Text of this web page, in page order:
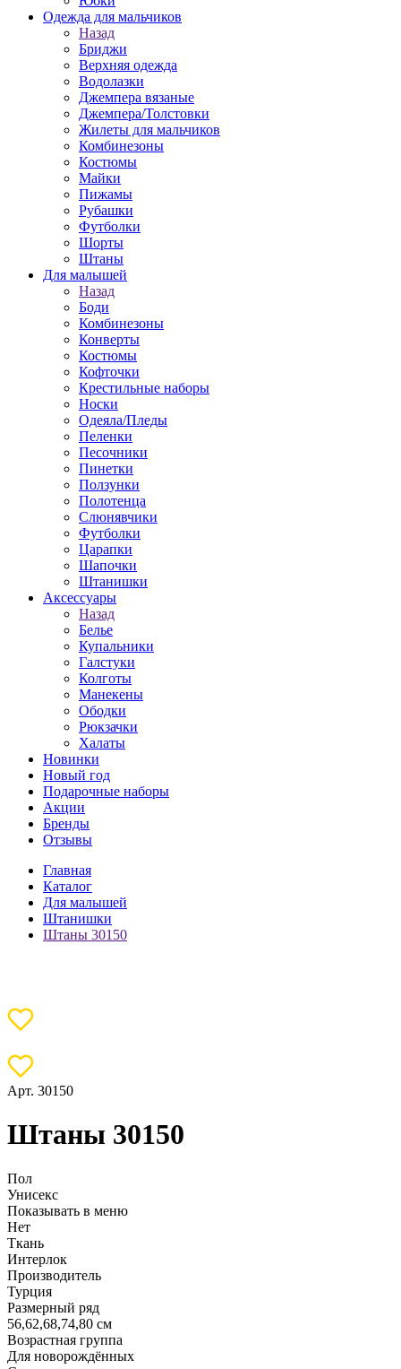
Одежда для мальчиков
Назад
Бриджи
Верхняя одежда
Водолазки
Джемпера вязаные
Джемпера/Толстовки
Жилеты для мальчиков
Комбинезоны
Костюмы
Майки
Пижамы
Рубашки
Футболки
Шорты
Штаны
Для малышей
Назад
Боди
Комбинезоны
Конверты
Костюмы
Кофточки
Крестильные наборы
Носки
Одеяла/Пледы
Пеленки
Песочники
Пинетки
Ползунки
Полотенца
Слюнявчики
Футболки
Царапки
Шапочки
Штанишки
Аксессуары
Назад
Белье
Купальники
Галстуки
Колготы
Манекены
Ободки
Рюкзачки
Халаты
Новинки
Новый год
Подарочные наборы
Акции
Бренды
Отзывы
Главная
Каталог
Для малышей
Штанишки
Штаны 30150
Арт. 30150
Штаны 30150
Пол
Унисекс
Показывать в меню
Нет
Ткань
Интерлок
Производитель
Турция
Размерный ряд
56,62,68,74,80 см
Возрастная группа
Для новорождённых